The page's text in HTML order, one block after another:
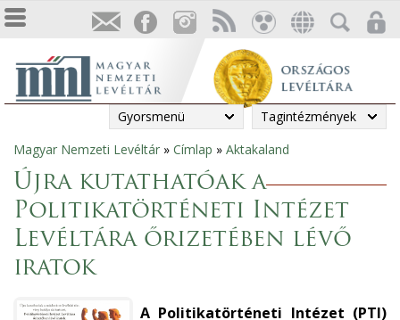
Gyorsmenü Tagintézmények
Jelenlegi
hely
Magyar Nemzeti Levéltár » Címlap » Aktakaland
Újra kutathatóak a
Politikatörténeti Intézet
Levéltára őrizetében lévő
iratok
A Politikatörténeti Intézet (PTI)